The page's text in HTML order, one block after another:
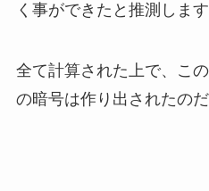
く事ができたと推測します
全て計算された上で、こ
の暗号は作り出されたのだ